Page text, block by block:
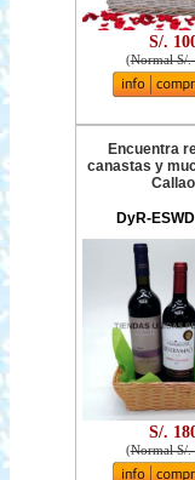
S/.
(Normal S/.
Encuentra
canastas y
Callao
DyR-
S/.
(Normal S/.